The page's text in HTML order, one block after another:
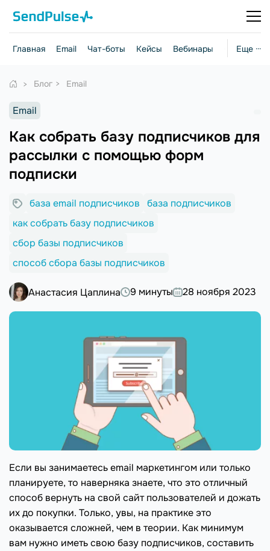
Еще ···
Главная Email Чат-боты Кейсы Вебинары Стратегии
Блог Email
Email
Как собрать базу подписчиков для
рассылки с помощью форм
подписки
база email подписчиков
база подписчиков
как собрать базу подписчиков
сбор базы подписчиков
способ сбора базы подписчиков
Анастасия Цаплина 9 минуты 28 ноября 2023
Если вы занимаетесь email маркетингом или только
планируете, то наверняка знаете, что это отличный
способ вернуть на свой сайт пользователей и дожать
их до покупки. Только, увы, на практике это
оказывается сложней, чем в теории. Как минимум
вам нужно иметь свою базу подписчиков, составить